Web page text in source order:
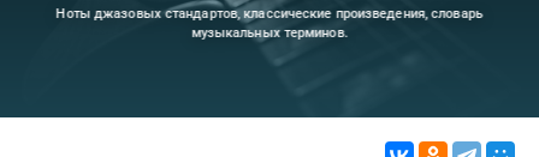
Ноты джазовых стандартов, классические произведения, словарь
музыкальных терминов.